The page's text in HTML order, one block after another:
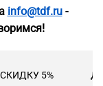
info@tdf.ru-
5%